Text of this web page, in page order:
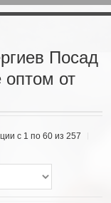
Посад
от
с 1 по 60 из 257